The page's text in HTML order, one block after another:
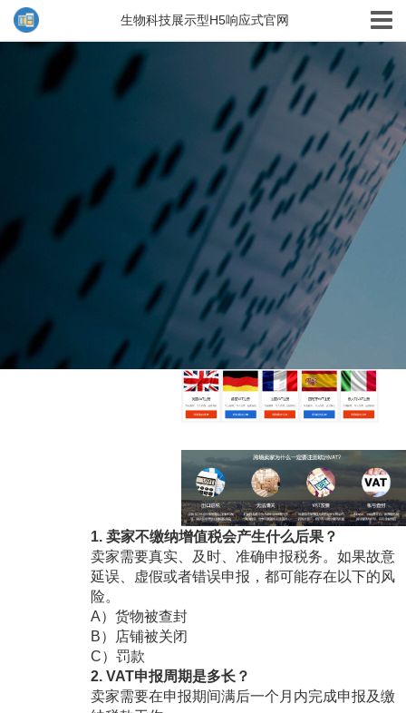
1. 卖家不缴纳增值税会产生什么后果？
卖家需要真实、及时、准确申报税务。如果故意
延误、虚假或者错误申报，都可能存在以下的风
险。
A）货物被查封
B）店铺被关闭
C）罚款
2. VAT申报周期是多长？
卖家需要在申报期间满后一个月内完成申报及缴
生物科技展示型H5响应式官网